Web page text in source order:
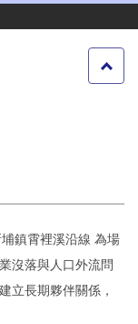
鎮霄裡溪沿線 為場
沒落與人口外流問
立長期夥伴關係，